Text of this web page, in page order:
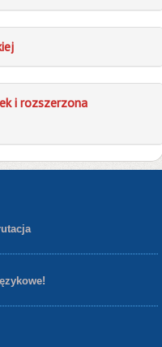
i rozszerzona